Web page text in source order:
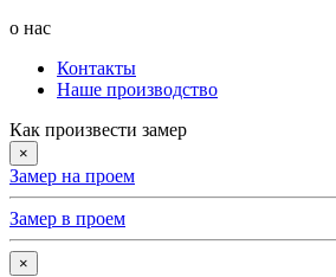
о нас
Контакты
Наше производство
Как произвести замер
×
Замер на проем
Замер в проем
×